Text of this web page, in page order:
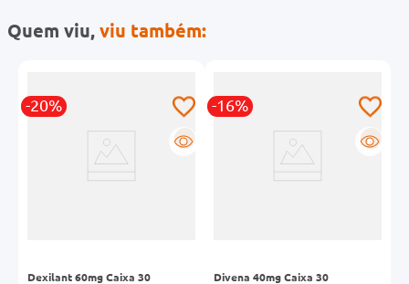
Quem viu,viu também:
-20%
R
Dexilant 60mg Caixa 30
-16%
R
Divena 40mg Caixa 30